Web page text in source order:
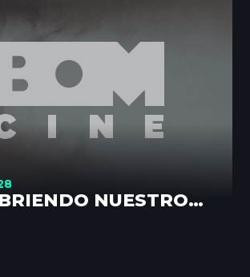
NUESTROS